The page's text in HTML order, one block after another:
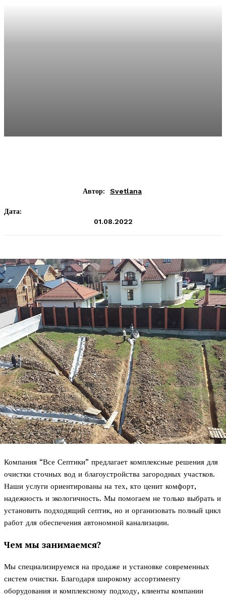
Автор: Svetlana
Дата:
01.08.2022
Компания “Все Септики” предлагает комплексные решения для
очистки сточных вод и благоустройства загородных участков.
Наши услуги ориентированы на тех, кто ценит комфорт,
надежность и экологичность. Мы помогаем не только выбрать и
установить подходящий септик, но и организовать полный цикл
работ для обеспечения автономной канализации.
Чем мы занимаемся?
Мы специализируемся на продаже и установке современных
систем очистки. Благодаря широкому ассортименту
оборудования и комплексному подходу, клиенты компании